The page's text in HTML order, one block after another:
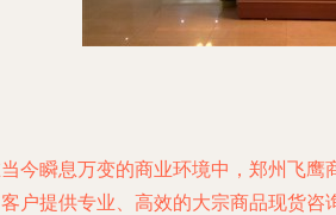
今瞬息万变的商业环境中，郑州飞鹰
户提供专业、高效的大宗商品现货咨